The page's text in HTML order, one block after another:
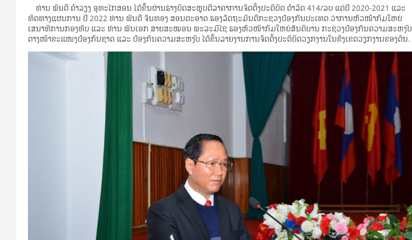
ທ່ານ ພົນຕີ ຄຳລຽງ ອຸທະໄກສອນ ໄດ້ຂຶ້ນຜ່ານຮ່າງບົດສະຫຼຸບຕີລາຄາການຈັດຕັ້ງປະຕິບັດ ດຳລັດ 414/ລບ ແຕ່ປີ 2020-2021 ແລະ
ທິດທາງແຜນການ ປີ 2022 ທ່ານ ພົນຕີ ຈັນທອງ ສອນຕະອາດ ຮອງລັດຖະມົນຕີກະຊວງປ້ອງກັນປະເທດ ວ່າການຫົວໜ້າກົມໃຫຍ່
ເສນາທິການກອງທັບ ແລະ ທ່ານ ພັນເອກ ສາຍສະໝອນ ພະລະມີໄຊ ຮອງຫົວໜ້າກົມໃຫຍ່ສັນຕິບານ ກະຊວງປ້ອງກັນຄວາມສະຫງົບ
ຕາງໜ້າຂະແໜງປ້ອງກັນຊາດ ແລະ ປ້ອງກັນຄວາມສະຫງົບ ໄດ້ຂຶ້ນລາຍງານການຈັດຕັ້ງປະຕິບັດວຽກງານໃນຂົງເຂດວຽກງານຂອງຕົນ.